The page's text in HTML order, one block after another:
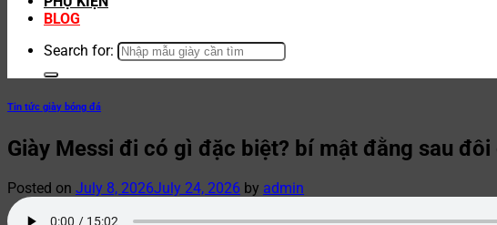
BLOG
Search for:
Tin tức giày bóng đá
Giày Messi đi có gì đặc biệt? bí mật đằng sau
Posted on July 8, 2026July 24, 2026 by admin